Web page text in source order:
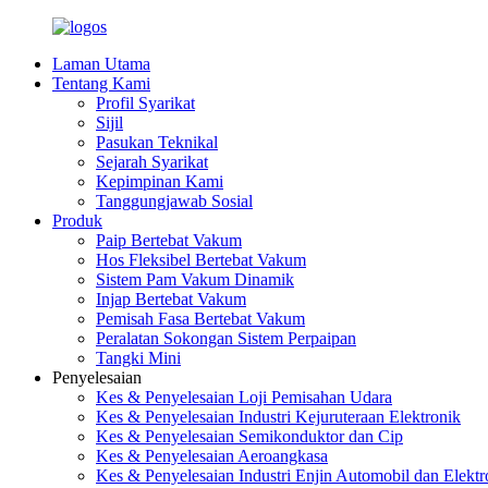
Laman Utama
Tentang Kami
Profil Syarikat
Sijil
Pasukan Teknikal
Sejarah Syarikat
Kepimpinan Kami
Tanggungjawab Sosial
Produk
Paip Bertebat Vakum
Hos Fleksibel Bertebat Vakum
Sistem Pam Vakum Dinamik
Injap Bertebat Vakum
Pemisah Fasa Bertebat Vakum
Peralatan Sokongan Sistem Perpaipan
Tangki Mini
Penyelesaian
Kes & Penyelesaian Loji Pemisahan Udara
Kes & Penyelesaian Industri Kejuruteraan Elektronik
Kes & Penyelesaian Semikonduktor dan Cip
Kes & Penyelesaian Aeroangkasa
Kes & Penyelesaian Industri Enjin Automobil dan